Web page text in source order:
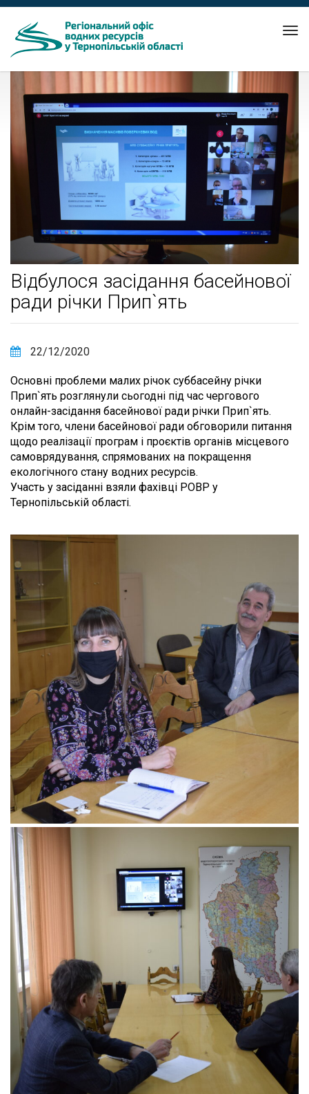
Відбулося засідання басейнової
ради річки Прип`ять
22/12/2020
Основні проблеми малих річок суббасейну річки
Прип`ять розглянули сьогодні під час чергового
онлайн-засідання басейнової ради річки Прип`ять.
Крім того, члени басейнової ради обговорили питання
щодо реалізації програм і проєктів органів місцевого
самоврядування, спрямованих на покращення
екологічного стану водних ресурсів.
Участь у засіданні взяли фахівці РОВР у
Тернопільській області.